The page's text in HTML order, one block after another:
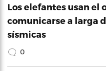
Los elefantes usan el
comunicarse a larga
sísmicas
0